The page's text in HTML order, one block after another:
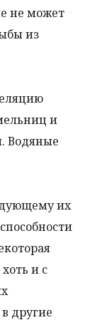
не может
из
и
Водяные
их
и с
другие